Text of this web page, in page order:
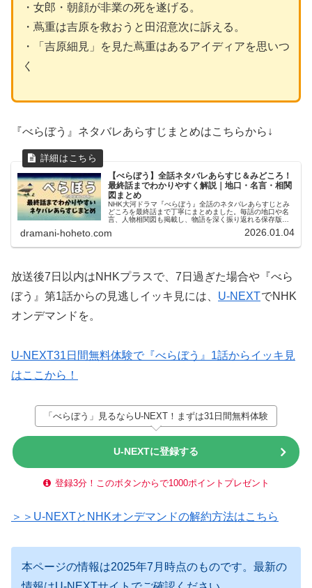
・女郎・朝顔が非業の死を遂げる。
・蔦重は吉原を救おうと田沼意次に訴える。
・「吉原細見」を見た蔦重はあるアイディアを思いつ
く
『べらぼう』ネタバレあらすじまとめはこちらから↓
【べらぼう】全話ネタバレあらすじ＆みどころ！
最終話までわかりやすく解説｜地口・名言・相関
図まとめ
NHK大河ドラマ『べらぼう』全話のネタバレあらすじとみ
どころを最終話まで丁寧にまとめました。毎話の地口や名
言、人物相関図も掲載し、物語を深く振り返れる保存版ガ
dramani-hoheto.com 2026.01.04
放送後7日以内はNHKプラスで、7日過ぎた場合や『べら
ぼう』第1話からの見逃しイッキ見には、 U-NEXTでNHK
オンデマンドを。
U-NEXT31日間無料体験で『べらぼう』1話からイッキ見
はここから！
「べらぼう」見るならU-NEXT！まずは31日間無料体験
U-NEXTに登録する
登録3分！このボタンからで1000ポイントプレゼント
＞＞U-NEXTとNHKオンデマンドの解約方法はこちら
本ページの情報は2025年7月時点のものです。最新の